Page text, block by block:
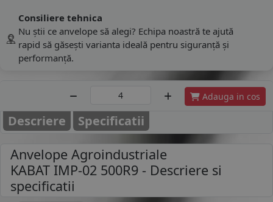
Consiliere tehnica
Nu știi ce anvelope să alegi? Echipa noastră te ajută
rapid să găsești varianta ideală pentru siguranță și
performanță.
Adauga in cos
Descriere Specificatii
Anvelope Agroindustriale
KABAT IMP-02 500R9 - Descriere si
specificatii